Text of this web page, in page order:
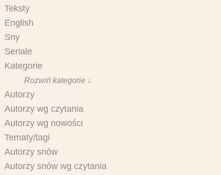
Teksty
English
Sny
Seriale
Kategorie
Rozwiń kategorie ↓
Autorzy
Autorzy wg czytania
Autorzy wg nowości
Tematy/tagi
Autorzy snów
Autorzy snów wg czytania